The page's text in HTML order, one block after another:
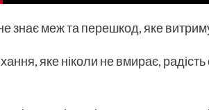
знає меж та перешкод, яке
яке ніколи не вмирає,